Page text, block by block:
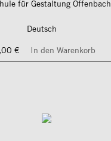
für Gestaltung Offenbach
Deutsch
€
In den Warenkorb